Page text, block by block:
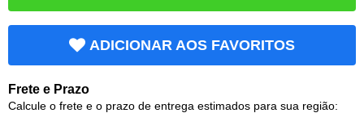
ADICIONAR AOS FAVORITOS
Frete e Prazo
Calcule o frete e o prazo de entrega estimados para sua região: